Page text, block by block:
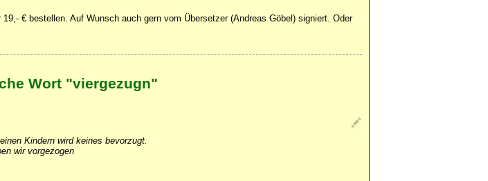
€ bestellen. Auf Wunsch auch gern vom Übersetzer (Andreas Göbel) signiert. Oder
Wort "viergezugn"
Kindern wird keines bevorzugt.
wir vorgezogen